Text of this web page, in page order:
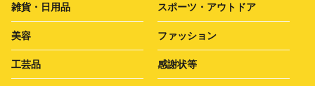
雑貨・日用品 スポーツ・アウトドア
美容 ファッション
工芸品 感謝状等